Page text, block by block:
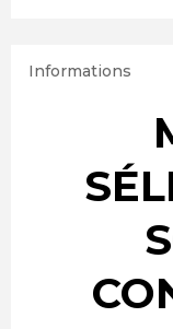
Informations